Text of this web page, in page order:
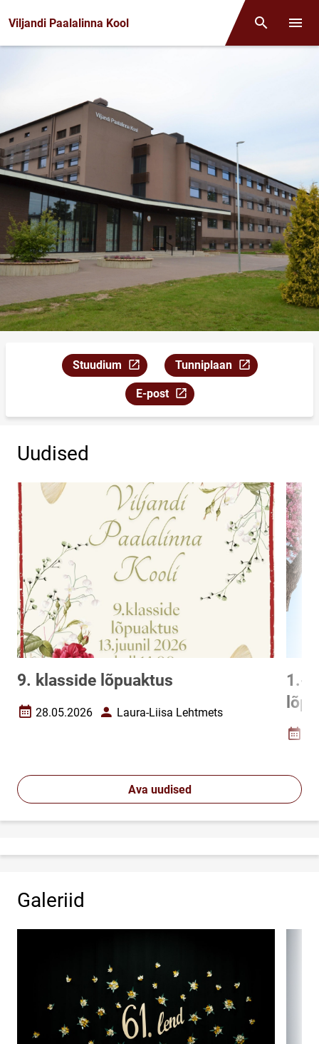
Viljandi Paalalinna Kool Otsing
Front page
Stuudium
Link avaneb uuel leheküljel
Tunniplaan
Link avaneb uuel leheküljel
E-post
Link avaneb uuel leheküljel
Uudised
9. klasside lõpuaktus
Loomise kuupäev
28.05.2026 AutorLaura-Liisa Lehtmets
1.-
Ava uudised
Galeriid